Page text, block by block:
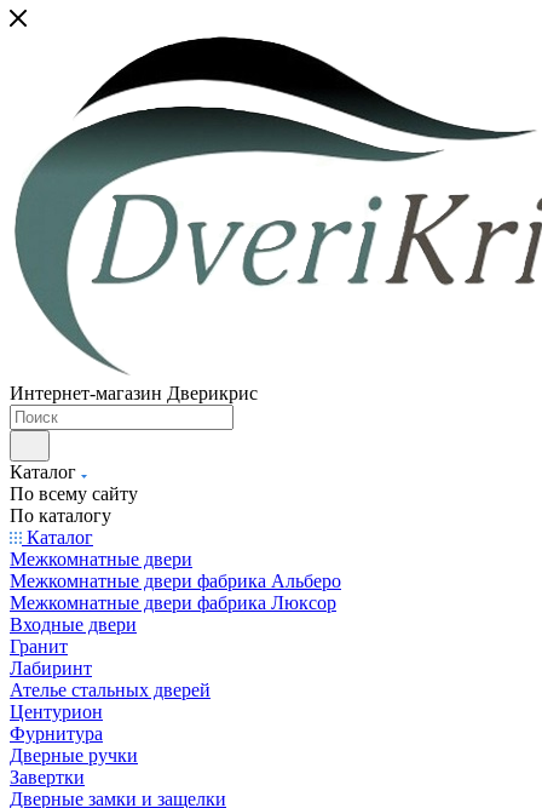
Интернет-магазин Дверикрис
Каталог
По всему сайту
По каталогу
Каталог
Межкомнатные двери
Межкомнатные двери фабрика Альберо
Межкомнатные двери фабрика Люксор
Входные двери
Гранит
Лабиринт
Ателье стальных дверей
Центурион
Фурнитура
Дверные ручки
Завертки
Дверные замки и защелки